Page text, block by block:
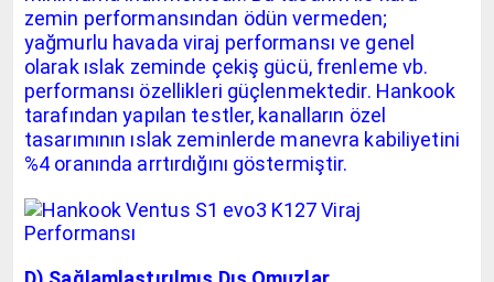
zemin performansından ödün vermeden;
yağmurlu havada viraj performansı ve genel
olarak ıslak zeminde çekiş gücü, frenleme vb.
performansı özellikleri güçlenmektedir. Hankook
tarafından yapılan testler, kanalların özel
tasarımının ıslak zeminlerde manevra kabiliyetini
%4 oranında arrtırdığını göstermiştir.